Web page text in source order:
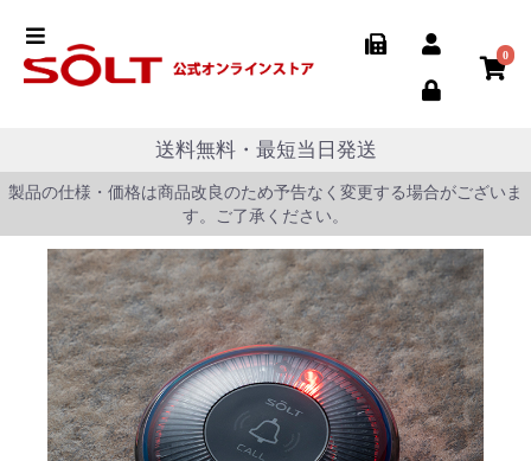
0
送料無料・最短当日発送
製品の仕様・価格は商品改良のため予告なく変更する場合がございま
す。ご了承ください。